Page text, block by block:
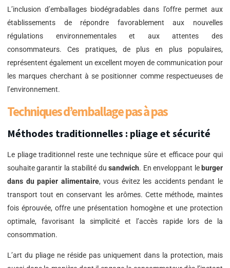
L’inclusion d’emballages biodégradables dans l’offre permet aux
établissements de répondre favorablement aux nouvelles
régulations environnementales et aux attentes des
consommateurs. Ces pratiques, de plus en plus populaires,
représentent également un excellent moyen de communication pour
les marques cherchant à se positionner comme respectueuses de
l’environnement.
Techniques d’emballage pas à pas
Méthodes traditionnelles : pliage et sécurité
Le pliage traditionnel reste une technique sûre et efficace pour qui
souhaite garantir la stabilité dusandwich. En enveloppant le burger
dans du papier alimentaire, vous évitez les accidents pendant le
transport tout en conservant les arômes. Cette méthode, maintes
fois éprouvée, offre une présentation homogène et une protection
optimale, favorisant la simplicité et l’accès rapide lors de la
consommation.
L’art du pliage ne réside pas uniquement dans la protection, mais